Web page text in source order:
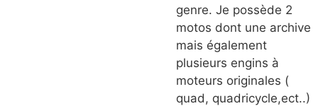
genre. Je possède 2
motos dont une archive
mais également
plusieurs engins à
moteurs originales (
quad, quadricycle,ect..)